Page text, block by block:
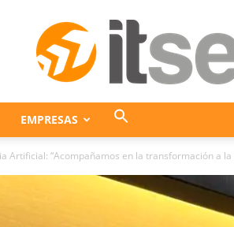
EMPRESAS
Artificial: “Acompañamos en la transformación a